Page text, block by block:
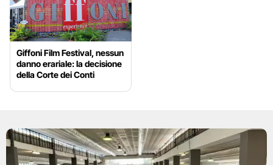
Giffoni Film Festival, nessun
danno erariale: la decisione
della Corte dei Conti